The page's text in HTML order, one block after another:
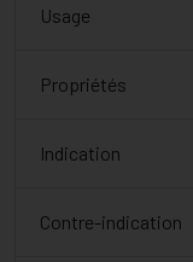
Usage
Propriétés
Indication
Contre-indication